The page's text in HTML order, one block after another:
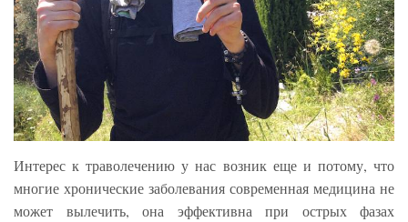
Интерес к траволечению у нас возник еще и потому, что
многие хронические заболевания современная медицина не
может вылечить, она эффективна при острых фазах